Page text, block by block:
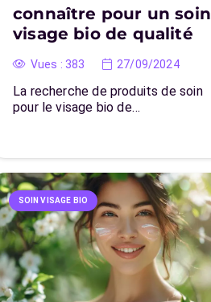
connaître pour un soin
visage bio de qualité
Vues : 383 27/09/2024
La recherche de produits de soin
pour le visage bio de…
SOIN VISAGE BIO